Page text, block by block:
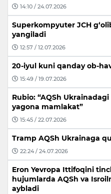
14:10 / 24.07.2026
Superkompyuter JCH
yangiladi
12:57 / 12.07.2026
20-iyul kuni qanday ob-
15:49 / 19.07.2026
Rubio: “AQSh
yagona mamlakat”
15:45 / 22.07.2026
Tramp AQSh Ukrainaga
22:24 / 24.07.2026
Eron Yevropa Ittifoqini
hujumlarda AQSh va
aybladi